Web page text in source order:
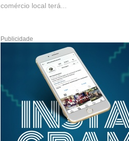
comércio local terá...
Publicidade